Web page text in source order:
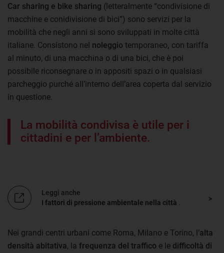
Car sharing e bike sharing (letteralmente “condivisione di
macchine e conidivisione di bici”) sono servizi per la
mobilità che negli anni si sono sviluppati in molte città
italiane. Consistono nel noleggio temporaneo, con tariffa
al minuto, di una macchina o di una bici, che è poi
possibile riconsegnare o in appositi spazi o in qualsiasi
parcheggio purché all’interno dell’area coperta dal servizio
in questione.
La mobilità condivisa è utile per i
cittadini e per l’ambiente.
Leggi anche
I fattori di pressione ambientale nella città
Nei grandi centri urbani come Roma, Milano e Torino, l’alta
densità abitativa, la frequenza del traffico e le difficoltà di